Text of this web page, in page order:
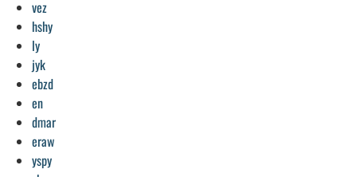
vez
hshy
ly
jyk
ebzd
en
dmar
eraw
yspy